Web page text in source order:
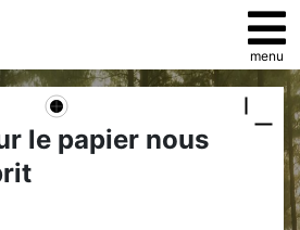
menu
le papier nous